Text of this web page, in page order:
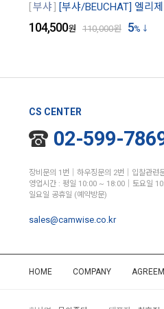
부샤 [부샤/BEUCHAT] 엘리
104,500원 110,000원 5%
CS CENTER
02-599-
장비문의 1번│하우징문의 2번│입찰관련
영업시간 : 평일 10:00 ~ 18:00│토요일
일요일 공휴일 (예약방문)
sales@camwise.co.kr
HOME COMPANY